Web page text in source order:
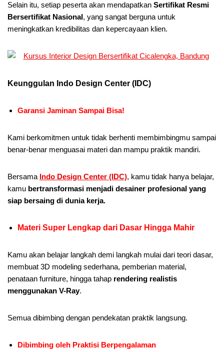
Selain itu, setiap peserta akan mendapatkan Sertifikat Resmi
Bersertifikat Nasional, yang sangat berguna untuk
meningkatkan kredibilitas dan kepercayaan klien.
Keunggulan Indo Design Center (IDC)
Garansi Jaminan Sampai Bisa!
Kami berkomitmen untuk tidak berhenti membimbingmu sampai
benar-benar menguasai materi dan mampu praktik mandiri.
Bersama Indo Design Center (IDC), kamu tidak hanya belajar,
kamu bertransformasi menjadi desainer profesional yang
siap bersaing di dunia kerja.
Materi Super Lengkap dari Dasar Hingga Mahir
Kamu akan belajar langkah demi langkah mulai dari teori dasar,
membuat 3D modeling sederhana, pemberian material,
penataan furniture, hingga tahap rendering realistis
menggunakan V-Ray.
Semua dibimbing dengan pendekatan praktik langsung.
Dibimbing oleh Praktisi Berpengalaman